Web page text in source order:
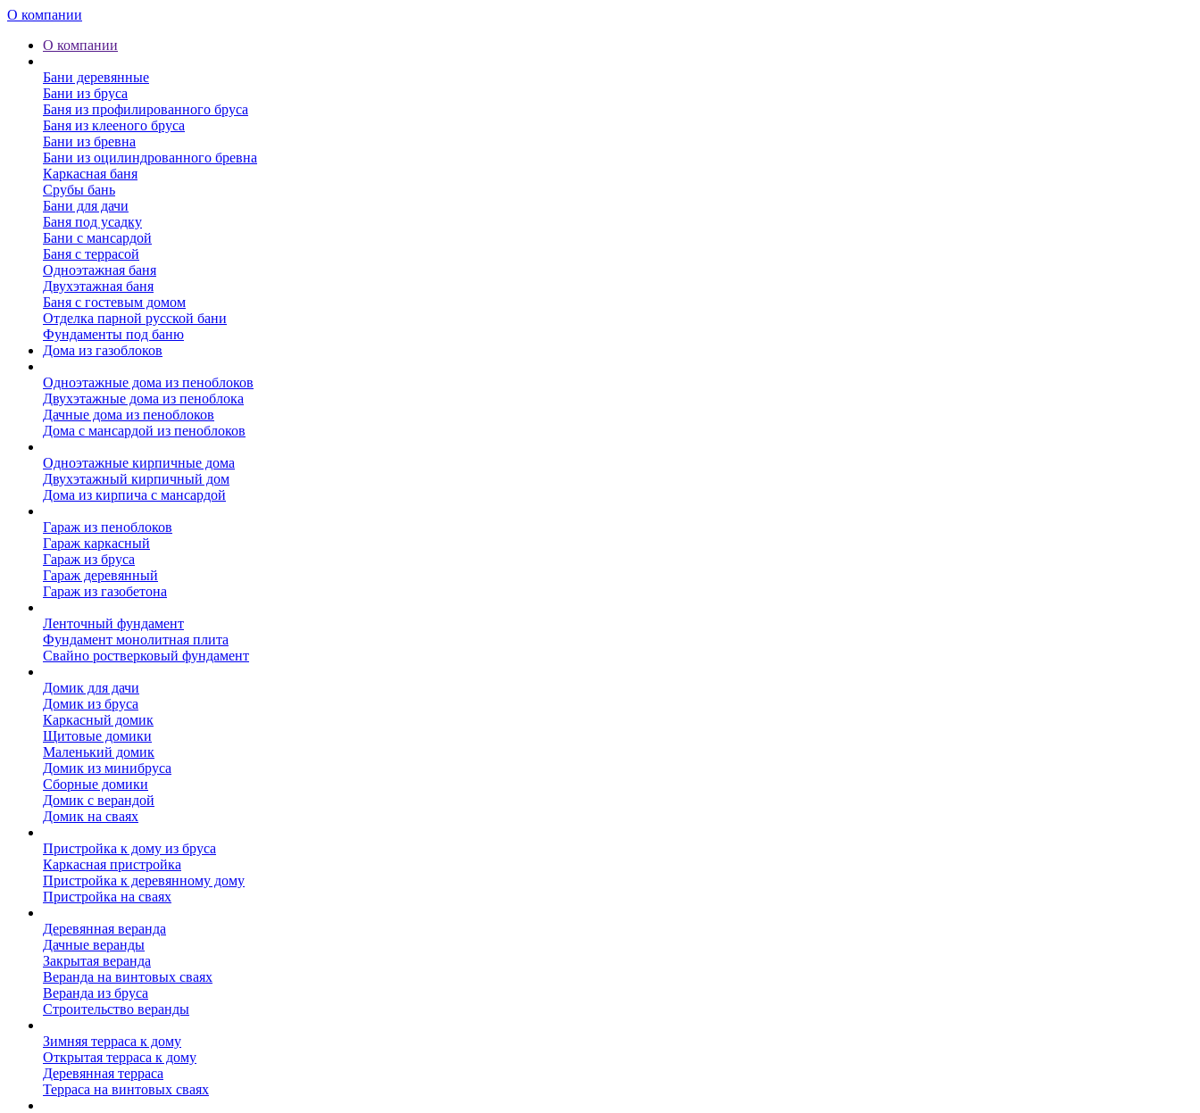
О компании
О компании
Бани деревянные
Бани из бруса
Баня из профилированного бруса
Баня из клееного бруса
Бани из бревна
Бани из оцилиндрованного бревна
Каркасная баня
Срубы бань
Бани для дачи
Баня под усадку
Бани с мансардой
Баня с террасой
Одноэтажная баня
Двухэтажная баня
Баня с гостевым домом
Отделка парной русской бани
Фундаменты под баню
Дома из газоблоков
Одноэтажные дома из пеноблоков
Двухэтажные дома из пеноблока
Дачные дома из пеноблоков
Дома с мансардой из пеноблоков
Одноэтажные кирпичные дома
Двухэтажный кирпичный дом
Дома из кирпича с мансардой
Гараж из пеноблоков
Гараж каркасный
Гараж из бруса
Гараж деревянный
Гараж из газобетона
Ленточный фундамент
Фундамент монолитная плита
Свайно ростверковый фундамент
Домик для дачи
Домик из бруса
Каркасный домик
Щитовые домики
Маленький домик
Домик из минибруса
Сборные домики
Домик с верандой
Домик на сваях
Пристройка к дому из бруса
Каркасная пристройка
Пристройка к деревянному дому
Пристройка на сваях
Деревянная веранда
Дачные веранды
Закрытая веранда
Веранда на винтовых сваях
Веранда из бруса
Строительство веранды
Зимняя терраса к дому
Открытая терраса к дому
Деревянная терраса
Терраса на винтовых сваях